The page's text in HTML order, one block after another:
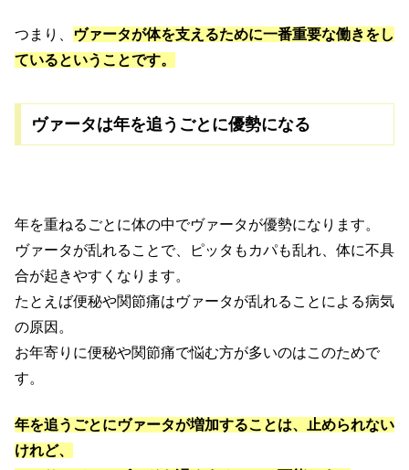
つまり、
ヴァータが体を支えるために一番重要な働きをし
ているということです。
ヴァータは年を追うごとに優勢になる
年を重ねるごとに体の中でヴァータが優勢になります。
ヴァータが乱れることで、ピッタもカパも乱れ、体に不具
合が起きやすくなります。
たとえば便秘や関節痛はヴァータが乱れることによる病気
の原因。
お年寄りに便秘や関節痛で悩む方が多いのはこのためで
す。
年を追うごとにヴァータが増加することは、止められない
けれど、